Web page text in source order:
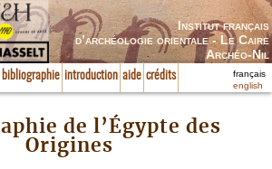
Institut français
d’archéologie orientale - Le Caire
Archéo-Nil
bibliographie introduction aide crédits
français
english
de l’Égypte des
Origines